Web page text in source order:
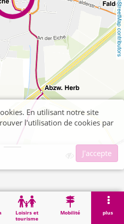
OpenStreetMap contributors
Loisirs et
tourisme
Mobilité plus
En utilisant notre site
l'utilisation de cookies par
J'accepte